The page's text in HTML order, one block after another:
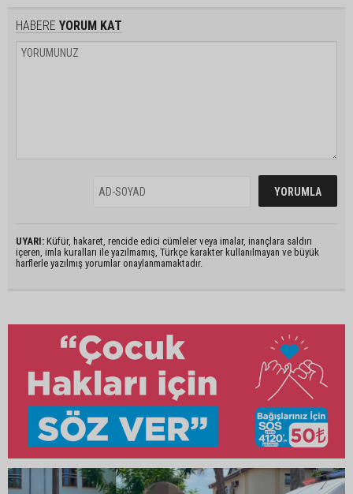
HABERE YORUM KAT
UYARI: Küfür, hakaret, rencide edici cümleler veya imalar, inançlara saldırı
içeren, imla kuralları ile yazılmamış, Türkçe karakter kullanılmayan ve büyük
harflerle yazılmış yorumlar onaylanmamaktadır.